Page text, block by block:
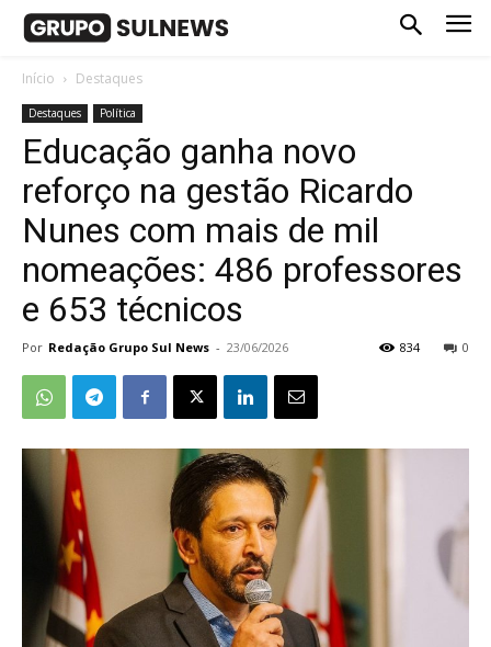
Início Destaques
Destaques Política
Educação ganha novo
reforço na gestão Ricardo
Nunes com mais de mil
nomeações: 486 professores
e 653 técnicos
Por Redação Grupo Sul News - 23/06/2026 0
834